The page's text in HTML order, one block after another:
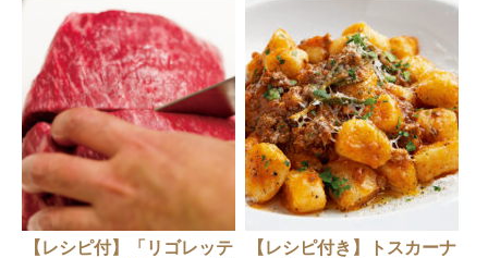
【レシピ付】「リゴレッテ
【レシピ付き】トスカーナ